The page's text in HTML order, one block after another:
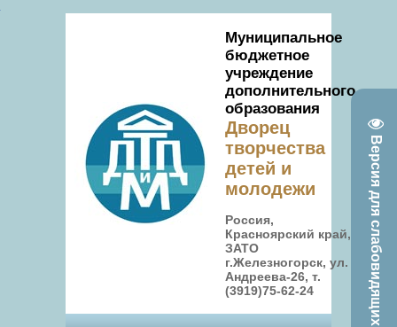
Версия для слабовидящих
Муниципальное
бюджетное
учреждение
дополнительного
образования
Дворец
творчества
детей и
молодежи
Россия,
Красноярский край,
ЗАТО
г.Железногорск, ул.
Андреева-26, т.
(3919)75-62-24